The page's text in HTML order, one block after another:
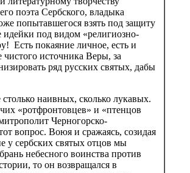
поэта Сербского, владыка
попытавшегося взять под защиту
под видом «религиозно-
Есть покаяние личное, есть и
чистого источника Веры, за
ряд русских святых, дабы
наивных, сколько лукавых.
«ротфронтовцев» и «птенцов
Черногорско-
вопрос. Воюя и сражаясь, созидая
у сербских святых отцов мы
небесного воинства против
то он возвращался в